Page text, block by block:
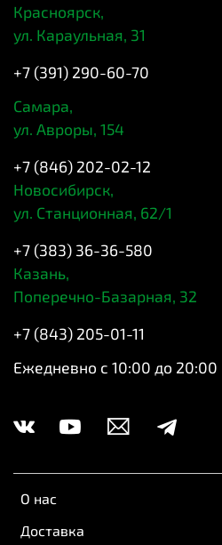
О нас
Доставка
Красноярск,
ул. Караульная, 31
+7 (391) 290-60-70
Самара,
ул. Авроры, 154
+7 (846) 202-02-12
Новосибирск,
ул. Станционная, 62/1
+7 (383) 36-36-580
Казань,
Поперечно-Базарная, 32
+7 (843) 205-01-11
Ежедневно с 10:00 до 20:00